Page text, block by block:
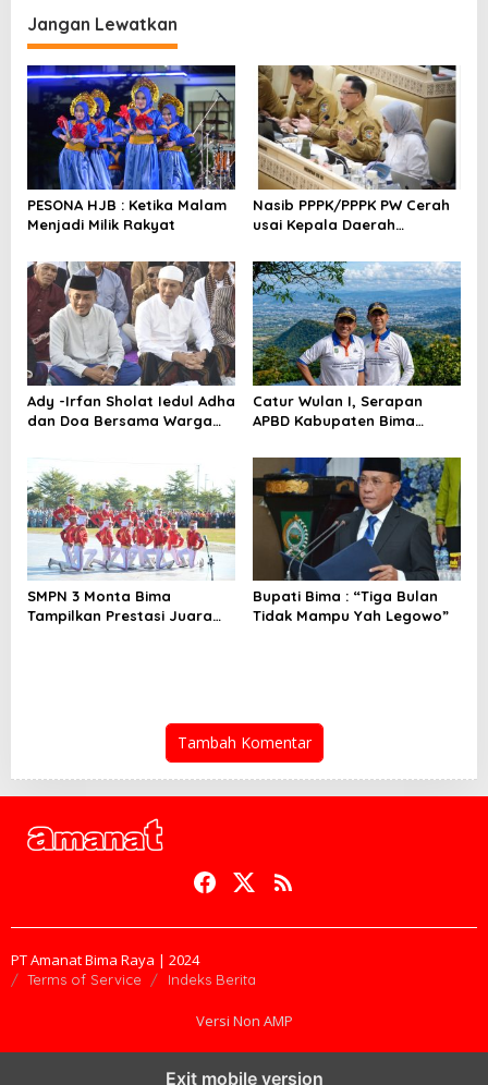
g
a
s
o
s
Jangan Lewatkan
PESONA HJB : Ketika Malam
Menjadi Milik Rakyat
Nasib PPPK/PPPK PW Cerah
usai Kepala Daerah
RB dan DPR RI
Ady -Irfan Sholat Iedul Adha
dan Doa Bersama Warga
Catur Wulan I, Serapan
APBD Kabupaten Bima
SMPN 3 Monta Bima
Tampilkan Prestasi Juara
Bupati Bima : “Tiga Bulan
Tidak Mampu Yah Legowo”
Tambah Komentar
PT Amanat Bima Raya | 2024
Terms of Service Indeks Berita
Versi Non AMP
Exit mobile version